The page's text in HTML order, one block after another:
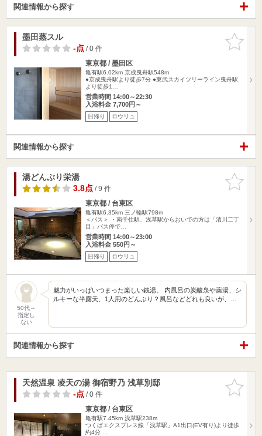
関連情報から探す
お気に入
りに追加
墨田蒸スル
-点/ 0 件
東京都 / 墨田区
亀有駅6.02km 京成曳舟駅548m
●京成曳舟駅より徒歩7分 ●東武スカイツリーライン曳舟駅
より徒歩1…
営業時間 14:00～22:30
入浴料金 7,700円～
日帰り ロウリュ
関連情報から探す
お気に入
りに追加
湯どんぶり栄湯
3.8点/ 9 件
東京都 / 台東区
亀有駅6.35km 三ノ輪駅798m
＜バス＞ ・南千住駅、浅草駅からおいでの方は「清川二丁
目」バス停で…
営業時間 14:00～23:00
入浴料金 550円～
日帰り ロウリュ
50代～
指定し
ない
魅力がいっぱいつまった楽しい銭湯。 内風呂の炭酸泉や薬湯、シ
ルキーな半露天、1人用のどんぶり？風呂などどれも良いが、…
関連情報から探す
お気に入
りに追加
天然温泉 凌天の湯 御宿野乃 浅草別邸
-点/ 0 件
東京都 / 台東区
亀有駅7.45km 浅草駅238m
つくばエクスプレス線「浅草駅」A1出口(EV有り)より徒歩
約4分 …